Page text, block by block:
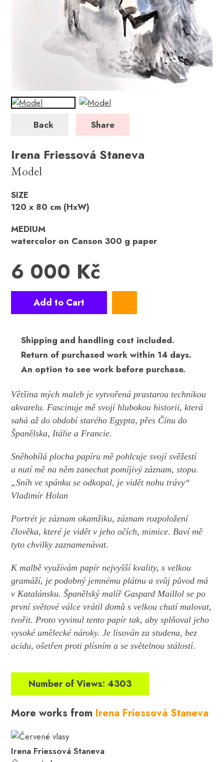
Back Share
Irena Friessová Staneva
Model
SIZE
120 x 80 cm (HxW)
MEDIUM
watercolor on Canson 300 g paper
6 000 Kč
Shipping and handling cost included.
Return of purchased work within 14 days.
An option to see work before purchase.
Většina mých maleb je vytvořená prastarou technikou
akvarelu. Fascinuje mě svojí hlubokou historii, která
sahá až do období starého Egypta, přes Čínu do
Španělska, Itálie a Francie.
Sněhobílá plocha papíru mě pohlcuje svojí svěžestí
a nutí mě na něm zanechat pomíjivý záznam, stopu.
„Sníh ve spánku se odkopal, je vidět nohu trávy“
Vladimír Holan
Portrét je záznam okamžiku, záznam rozpoložení
člověka, které je vidět v jeho očích, mimice. Baví mě
tyto chvilky zaznamenávat.
K malbě využívám papír nejvyšší kvality, s velkou
gramáží, je podobný jemnému plátnu a svůj původ má
v Katalánsku. Španělský malíř Gaspard Maillol se po
první světové válce vrátil domů s velkou chutí malovat,
tvořit. Proto vyvinul tento papír tak, aby splňoval jeho
vysoké umělecké nároky. Je lisován za studena, bez
acidu, ošetřen proti plísním a se světelnou stálostí.
Number of Views: 4303
More works from Irena Friessová Staneva
Irena Friessová Staneva